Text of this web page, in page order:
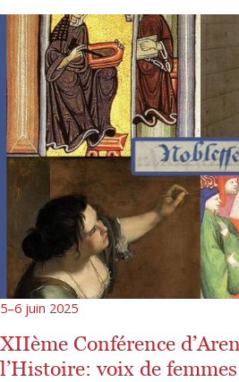
5–6 juin 2025
XIIème Conférence
l’Histoire: voix de